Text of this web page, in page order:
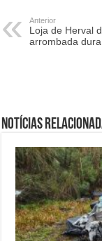
Anterior
Loja de Herval
arrombada
Notícias